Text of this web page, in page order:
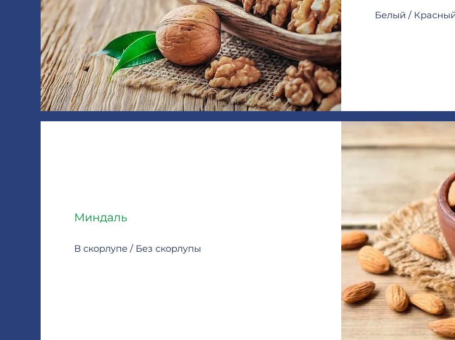
Белый /
Миндаль
В скорлупе / Без скорлупы